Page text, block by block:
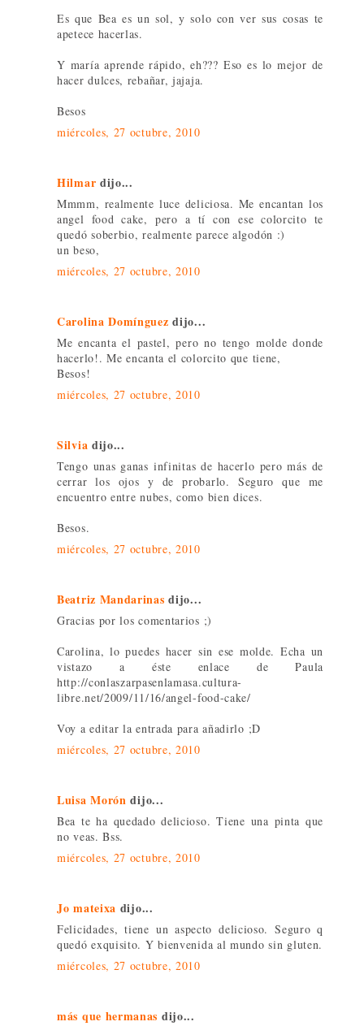
Es que Bea es un sol, y solo con ver sus cosas te
apetece hacerlas.
Y maría aprende rápido, eh??? Eso es lo mejor de
hacer dulces, rebañar, jajaja.
Besos
miércoles, 27 octubre, 2010
Hilmar dijo...
Mmmm, realmente luce deliciosa. Me encantan los
angel food cake, pero a tí con ese colorcito te
quedó soberbio, realmente parece algodón :)
un beso,
miércoles, 27 octubre, 2010
Carolina Domínguez dijo...
Me encanta el pastel, pero no tengo molde donde
hacerlo!. Me encanta el colorcito que tiene,
Besos!
miércoles, 27 octubre, 2010
Silvia dijo...
Tengo unas ganas infinitas de hacerlo pero más de
cerrar los ojos y de probarlo. Seguro que me
encuentro entre nubes, como bien dices.
Besos.
miércoles, 27 octubre, 2010
Beatriz Mandarinas dijo...
Gracias por los comentarios ;)
Carolina, lo puedes hacer sin ese molde. Echa un
vistazo a éste enlace de Paula
http://conlaszarpasenlamasa.cultura-
libre.net/2009/11/16/angel-food-cake/
Voy a editar la entrada para añadirlo ;D
miércoles, 27 octubre, 2010
Luisa Morón dijo...
Bea te ha quedado delicioso. Tiene una pinta que
no veas. Bss.
miércoles, 27 octubre, 2010
Jo mateixa dijo...
Felicidades, tiene un aspecto delicioso. Seguro q
quedó exquisito. Y bienvenida al mundo sin gluten.
miércoles, 27 octubre, 2010
más que hermanas dijo...